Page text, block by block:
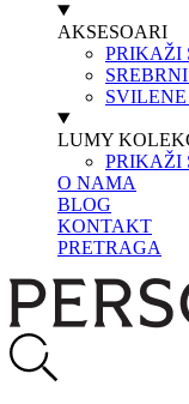
AKSESOARI
PRIKAŽI
LUMY
PRIKAŽI
O NAMA
BLOG
KONTAKT
PRETRAGA